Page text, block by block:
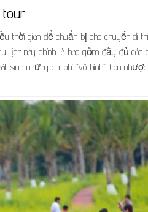
tour
thời gian để chuẩn bị cho chuyến đi
lịch này chính là bao gồm đầy đủ các
những chi phí “vô hình”. Còn